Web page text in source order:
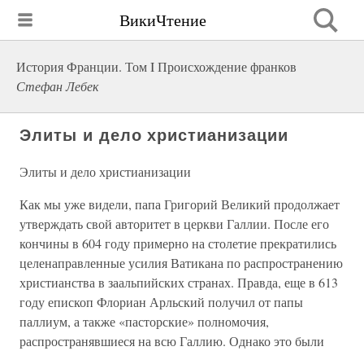
ВикиЧтение
История Франции. Том I Происхождение франков
Стефан Лебек
Элиты и дело христианизации
Элиты и дело христианизации
Как мы уже видели, папа Григорий Великий продолжает
утверждать свой авторитет в церкви Галлии. После его
кончины в 604 году примерно на столетие прекратились
целенаправленные усилия Ватикана по распространению
христианства в заальпийских странах. Правда, еще в 613
году епископ Флориан Арльский получил от папы
паллиум, а также «пасторские» полномочия,
распространявшиеся на всю Галлию. Однако это были